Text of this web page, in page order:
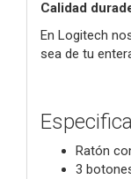
Calidad
En Logitech
sea de tu
Ratón
3